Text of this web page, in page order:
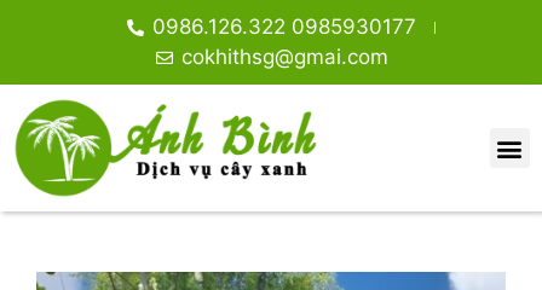
0986.126.322 0985930177
cokhithsg@gmai.com